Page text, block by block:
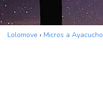
Lolomove › Micros a Ayacucho